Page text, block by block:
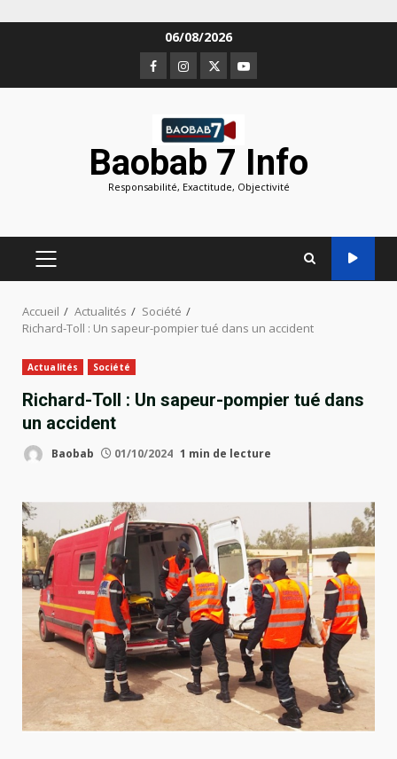
06/08/2026
Facebook
Instagram
TwitterYoutube
Baobab 7 Info
Responsabilité, Exactitude, Objectivité
MENU
PRINCIPAL
Accueil Actualités
Société
Richard-Toll : Un sapeur-pompier tué dans un accident
Actualités Société
Richard-Toll : Un sapeur-pompier tué dans
un accident
Baobab 01/10/2024 1 min de lecture